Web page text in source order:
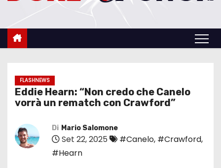
c
FLASHNEWS
Eddie Hearn: “Non credo che Canelo
vorrà un rematch con Crawford”
Di Mario Salomone
Set 22, 2025 #Canelo, #Crawford,
#Hearn